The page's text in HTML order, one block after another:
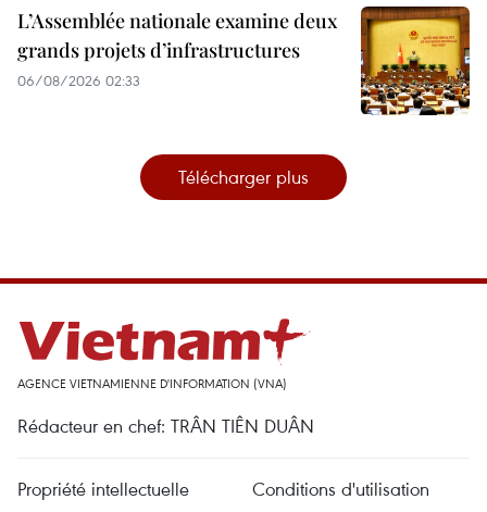
L’Assemblée nationale examine deux
grands projets d’infrastructures
06/08/2026 02:33
Télécharger plus
AGENCE VIETNAMIENNE D'INFORMATION (VNA)
Rédacteur en chef: TRÂN TIÊN DUÂN
Propriété intellectuelle Conditions d'utilisation